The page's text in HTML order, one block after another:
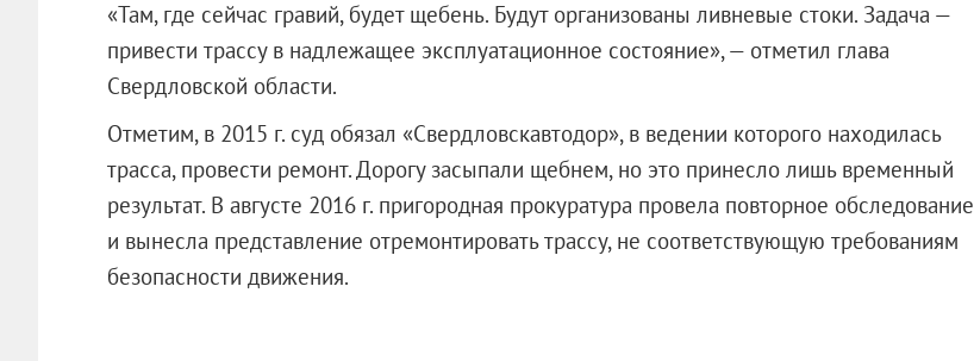
«Там, где сейчас гравий, будет щебень. Будут организованы ливневые стоки. Задача —
привести трассу в надлежащее эксплуатационное состояние», — отметил глава
Свердловской области.
Отметим, в 2015 г. суд обязал «Свердловскавтодор», в ведении которого находилась
трасса, провести ремонт. Дорогу засыпали щебнем, но это принесло лишь временный
результат. В августе 2016 г. пригородная прокуратура провела повторное обследование
и вынесла представление отремонтировать трассу, не соответствующую требованиям
безопасности движения.